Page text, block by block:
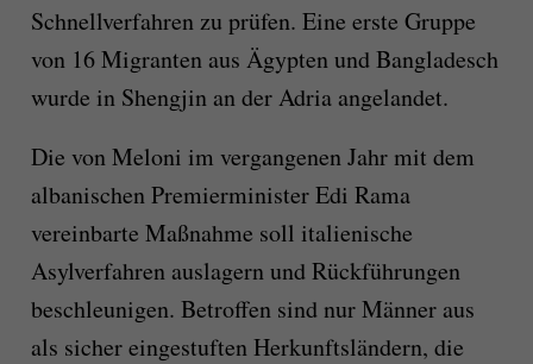
Schnellverfahren zu prüfen. Eine erste Gruppe
von 16 Migranten aus Ägypten und Bangladesch
wurde in Shengjin an der Adria angelandet.
Die von Meloni im vergangenen Jahr mit dem
albanischen Premierminister Edi Rama
vereinbarte Maßnahme soll italienische
Asylverfahren auslagern und Rückführungen
beschleunigen. Betroffen sind nur Männer aus
als sicher eingestuften Herkunftsländern, die